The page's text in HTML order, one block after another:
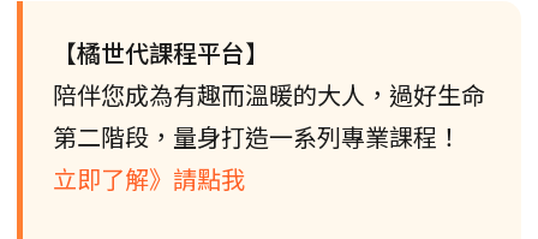
【橘世代課程平台】
陪伴您成為有趣而溫暖的大人，過好生命
第二階段，量身打造一系列專業課程！
立即了解》請點我